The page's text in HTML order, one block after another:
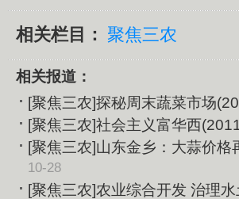
相关栏目： 聚焦三农
相关报道：
[聚焦三农]探秘周末蔬菜市场
[聚焦三农]社会主义富华西
[聚焦三农]山东金乡：大蒜价格
10-28
[聚焦三农]农业综合开发 治理